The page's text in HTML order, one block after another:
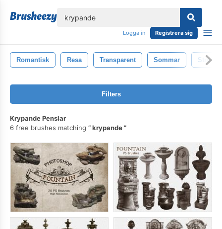
Logga in Registrera sig
Romantisk Resa Transparent Sommar
Filters
Krypande Penslar
6 free brushes matching
krypande